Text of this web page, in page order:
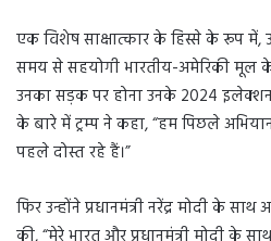
एक विशेष साक्षात्कार के हिस्से के रूप
समय से सहयोगी भारतीय-अमेरिकी मूल
उनका सड़क पर होना उनके 2024
के बारे में ट्रम्प ने कहा, “हम पिछले
पहले दोस्त रहे हैं।”
फिर उन्होंने प्रधानमंत्री नरेंद्र मोदी के